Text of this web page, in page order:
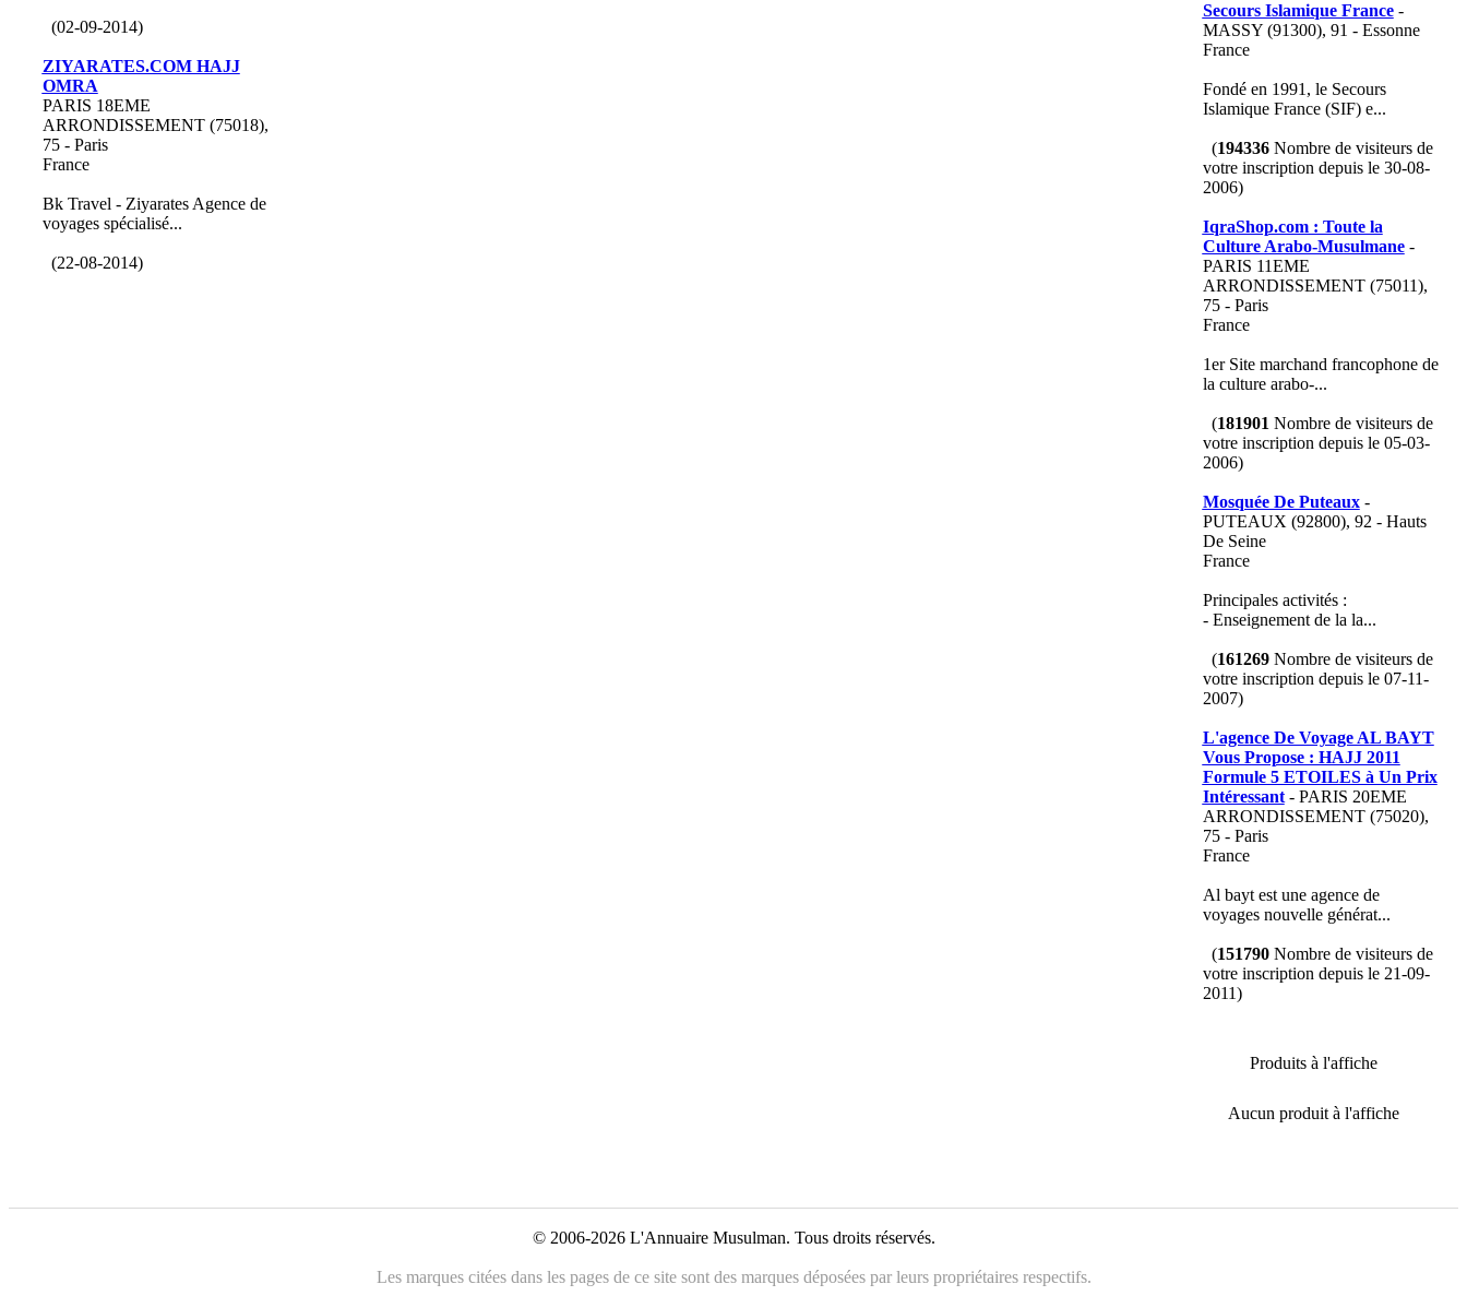
(02-09-2014)
ZIYARATES.COM HAJJ
OMRA
PARIS 18EME
ARRONDISSEMENT (75018),
75 - Paris
France
Bk Travel - Ziyarates Agence de
voyages spécialisé...
(22-08-2014)
Secours Islamique France-
MASSY (91300), 91 - Essonne
France
Fondé en 1991, le Secours
Islamique France (SIF) e...
(194336Nombre de visiteurs de
votre inscription depuis le 30-08-
2006)
IqraShop.com : Toute la
Culture Arabo-Musulmane-
PARIS 11EME
ARRONDISSEMENT (75011),
75 - Paris
France
1er Site marchand francophone de
la culture arabo-...
(181901 Nombre de visiteurs de
votre inscription depuis le 05-03-
2006)
Mosquée De Puteaux-
PUTEAUX (92800), 92 - Hauts
De Seine
France
Principales activités :
- Enseignement de la la...
(161269Nombre de visiteurs de
votre inscription depuis le 07-11-
2007)
L'agence De Voyage AL BAYT
Vous Propose : HAJJ 2011
Formule 5 ETOILES à Un Prix
Intéressant- PARIS 20EME
ARRONDISSEMENT (75020),
75 - Paris
France
Al bayt est une agence de
voyages nouvelle générat...
(151790Nombre de visiteurs de
votre inscription depuis le 21-09-
2011)
Produits à l'affiche
Aucun produit à l'affiche
© 2006-2026 L'Annuaire Musulman. Tous droits réservés.
Les marques citées dans les pages de ce site sont des marques déposées par leurs propriétaires respectifs.